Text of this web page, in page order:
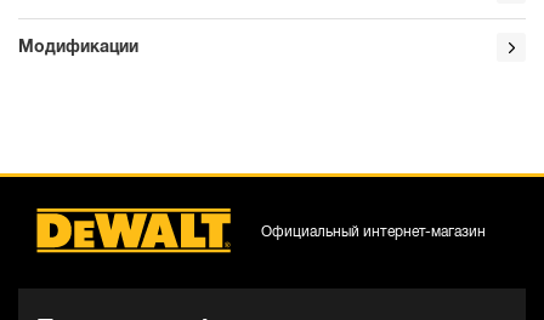
Модификации
Аккумуляторный шуруповерт
Аккумуляторный шуруповерт
Официальный интернет-магазин